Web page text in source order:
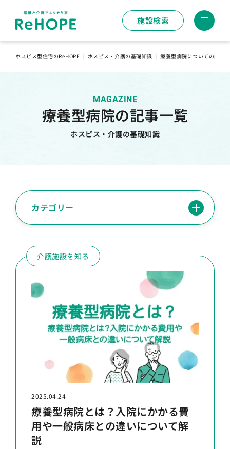
施設検索
ホスピス型住宅のReHOPE ホスピス・介護の基礎知識 療養型病院についての記事
MAGAZINE
療養型病院の記事一覧
ホスピス・介護の基礎知識
カテゴリー
介護施設を知る
2025.04.24
療養型病院とは？入院にかかる費
用や一般病床との違いについて解
説